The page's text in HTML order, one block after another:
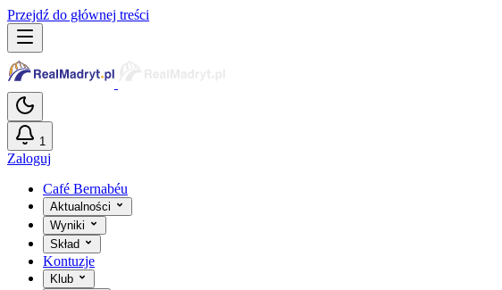
Przejdź do głównej treści
1
Zaloguj
Café Bernabéu
Aktualności
Wyniki
Skład
Kontuzje
Klub